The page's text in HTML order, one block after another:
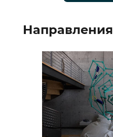
Направления